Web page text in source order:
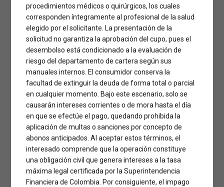
procedimientos médicos o quirúrgicos, los cuales
corresponden íntegramente al profesional de la salud
elegido por el solicitante. La presentación de la
solicitud no garantiza la aprobación del cupo, pues el
desembolso está condicionado a la evaluación de
riesgo del departamento de cartera según sus
manuales internos. El consumidor conserva la
facultad de extinguir la deuda de forma total o parcial
en cualquier momento. Bajo este escenario, solo se
causarán intereses corrientes o de mora hasta el día
en que se efectúe el pago, quedando prohibida la
aplicación de multas o sanciones por concepto de
abonos anticipados. Al aceptar estos términos, el
interesado comprende que la operación constituye
una obligación civil que genera intereses a la tasa
máxima legal certificada por la Superintendencia
Financiera de Colombia. Por consiguiente, el impago